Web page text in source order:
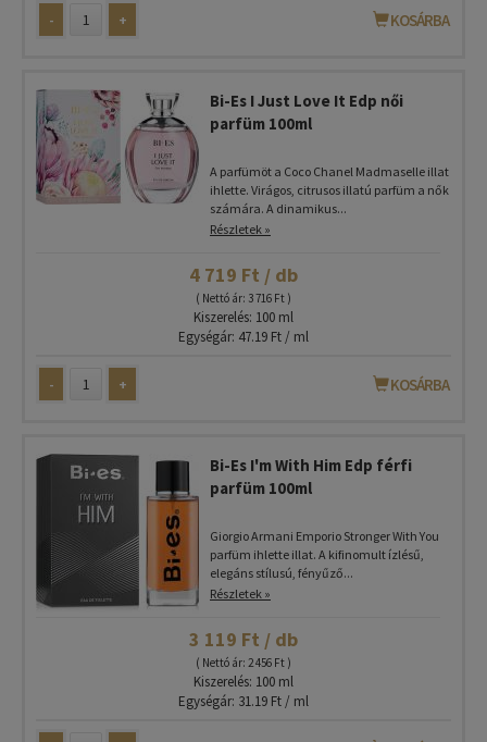
- + KOSÁRBA
Bi-Es I Just Love It Edp női
parfüm 100ml
A parfümöt a Coco Chanel Madmaselle illat
ihlette. Virágos, citrusos illatú parfüm a nők
számára. A dinamikus...
Részletek »
4 719 Ft / db
( Nettó ár: 3 716 Ft )
Kiszerelés: 100 ml
Egységár: 47.19 Ft / ml
- + KOSÁRBA
Bi-Es I'm With Him Edp férfi
parfüm 100ml
Giorgio Armani Emporio Stronger With You
parfüm ihlette illat. A kifinomult ízlésű,
elegáns stílusú, fényűző...
Részletek »
3 119 Ft / db
( Nettó ár: 2 456 Ft )
Kiszerelés: 100 ml
Egységár: 31.19 Ft / ml